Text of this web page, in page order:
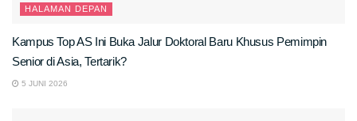
HALAMAN DEPAN
Kampus Top AS Ini Buka Jalur Doktoral Baru Khusus Pemimpin
Senior di Asia, Tertarik?
5 JUNI 2026